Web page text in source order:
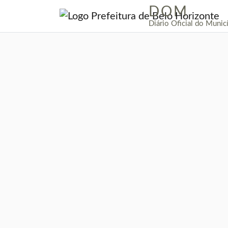
| DOM
Diário Oficial do